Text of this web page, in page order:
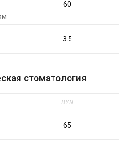
60
3.5
стоматология
BYN
65